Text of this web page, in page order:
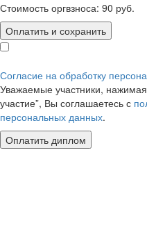
Стоимость оргвзноса: 90 руб.
Оплатить и сохранить
Согласие на обработку
Уважаемые участники, нажимая
участие”, Вы соглашаетесь с
персональных данных.